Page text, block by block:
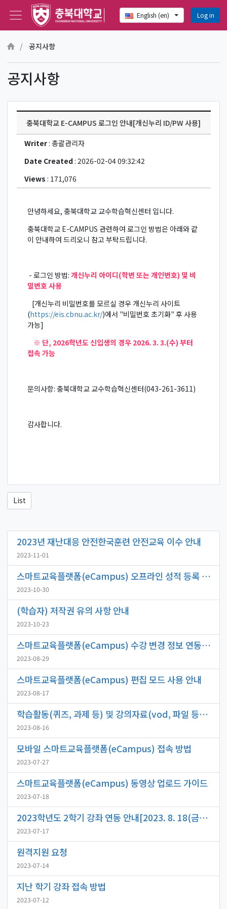
English ‎(en)‎ Log in
공지사항
공지사항
충북대학교 E-CAMPUS 로그인 안내[개신누리 ID/PW 사용]
Writer: 총괄관리자
Date Created: 2026-02-04 09:32:42
Views : 171,076
안녕하세요, 충북대학교 교수학습혁신센터 입니다.
충북대학교 E-CAMPUS 관련하여 로그인 방법은 아래와 같
이 안내하여 드리오니 참고 부탁드립니다.
- 로그인 방법: 개신누리 아이디(학번 또는 개인번호) 및 비
밀번호 사용
[개신누리 비밀번호를 모르실 경우 개신누리 사이트
(https://eis.cbnu.ac.kr/)에서 "비밀번호 초기화" 후 사용
가능]
※ 단, 2026학년도 신입생의 경우 2026. 3. 3.(수) 부터
접속 가능
문의사항: 충북대학교 교수학습혁신센터(043-261-3611)
감사합니다.
List
2023년 재난대응 안전한국훈련 안전교육 이수 안내
2023-11-01
스마트교육플랫폼(eCampus) 오프라인 성적 등록 방법 안내
2023-10-30
(학습자) 저작권 유의 사항 안내
2023-10-23
스마트교육플랫폼(eCampus) 수강 변경 정보 연동 시간 안내
2023-08-29
스마트교육플랫폼(eCampus) 편집 모드 사용 안내
2023-08-17
학습활동(퀴즈, 과제 등) 및 강의자료(vod, 파일 등) 공개 기간 설정 방법
2023-08-16
모바일 스마트교육플랫폼(eCampus) 접속 방법
2023-07-27
스마트교육플랫폼(eCampus) 동영상 업로드 가이드
2023-07-18
2023학년도 2학기 강좌 연동 안내[2023. 8. 18(금) 예정]
2023-07-17
원격지원 요청
2023-07-14
지난 학기 강좌 접속 방법
2023-07-12